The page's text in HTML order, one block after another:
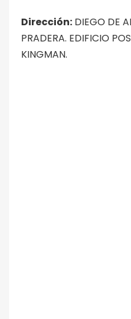
Dirección: DIEGO DE
PRADERA. EDIFICIO
KINGMAN.